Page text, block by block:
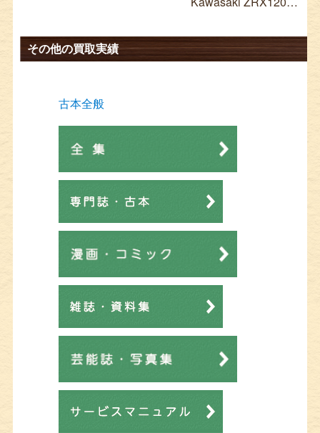
その他の買取実績
古本全般